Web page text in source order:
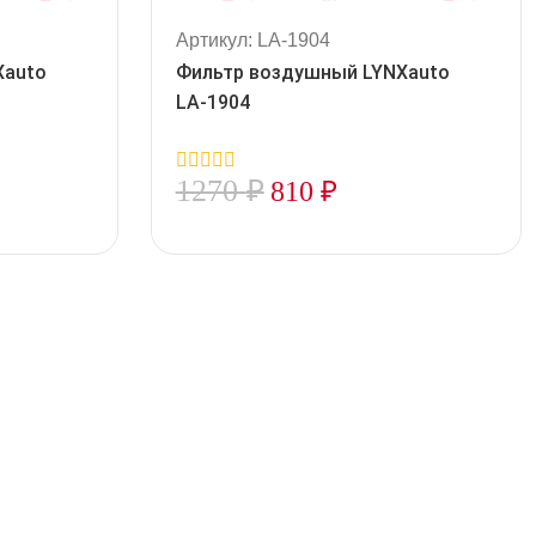
Артикул: LA-1904
Фильтр воздушный LYNXauto
LA-1904
0
out
1270₽ 810 ₽